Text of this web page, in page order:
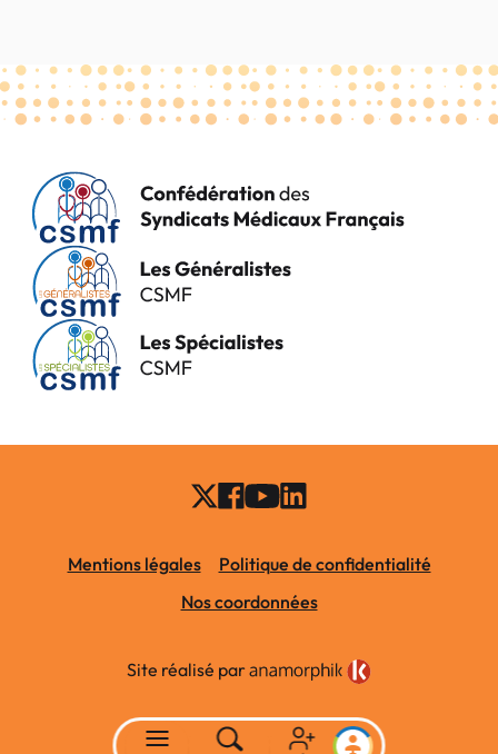
Mentions légales
Politique de confidentialité
Nos coordonnées
Site réalisé par